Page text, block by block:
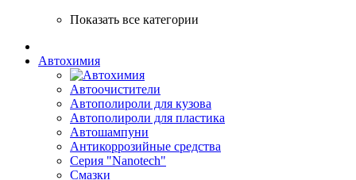
Показать все категории
Автохимия
Автоочистители
Автополироли для кузова
Автополироли для пластика
Автошампуни
Антикоррозийные средства
Серия "Nanotech"
Смазки